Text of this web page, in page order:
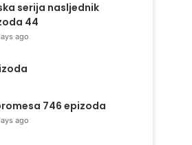
serija nasljednik
44
ago
746 epizoda
ago